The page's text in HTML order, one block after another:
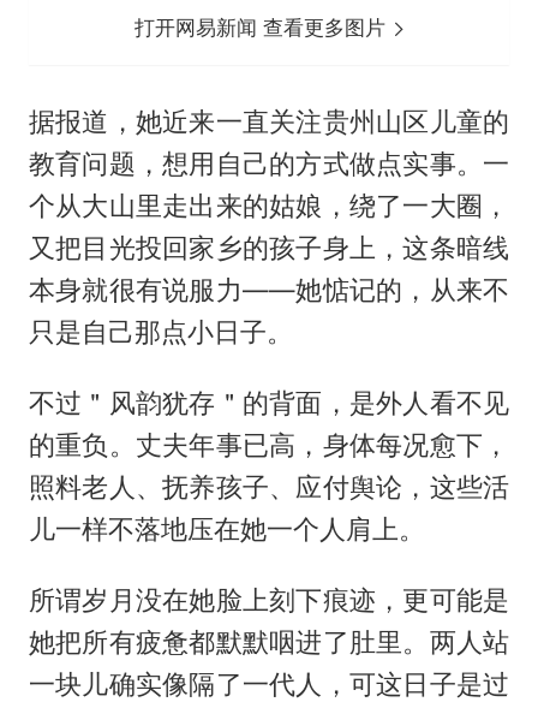
打开网易新闻 查看更多图片
据报道，她近来一直关注贵州山区儿童的
教育问题，想用自己的方式做点实事。一
个从大山里走出来的姑娘，绕了一大圈，
又把目光投回家乡的孩子身上，这条暗线
本身就很有说服力——她惦记的，从来不
只是自己那点小日子。
不过＂风韵犹存＂的背面，是外人看不见
的重负。丈夫年事已高，身体每况愈下，
照料老人、抚养孩子、应付舆论，这些活
儿一样不落地压在她一个人肩上。
所谓岁月没在她脸上刻下痕迹，更可能是
她把所有疲惫都默默咽进了肚里。两人站
一块儿确实像隔了一代人，可这日子是过